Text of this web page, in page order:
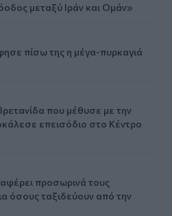
μεταξύ Ιράν και Ομάν»
πίσω της η μέγα-πυρκαγιά
που μέθυσε με την
επεισόδιο στο Κέντρο
προσωρινά τους
όσους ταξιδεύουν από την